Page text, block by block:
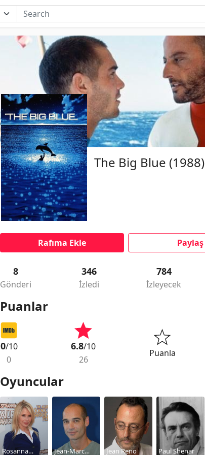
The Big Blue (1988)
Rafıma Ekle Paylaş
8
Gönderi
346
İzledi
784
İzleyecek
Puanlar
0/10
0
6.8/10
26
Puanla
Oyuncular
Rosanna Jean-Marc Jean Reno Paul Shenar